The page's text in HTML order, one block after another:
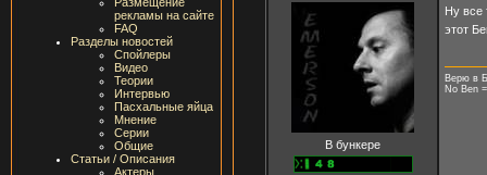
рекламы на сайте
FAQ
Разделы новостей
Спойлеры
Видео
Теории
Интервью
Пасхальные яйца
Мнение
Серии
Общие
Статьи / Описания
Актеры
В бункере
Ну все
этот
Верю в
No Ben